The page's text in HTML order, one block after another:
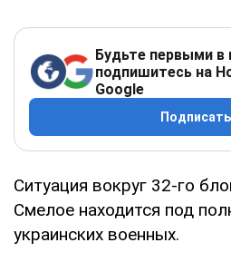
Будьте первыми в
подпишитесь на
Google
Ситуация вокруг 32-го
Смелое находится под
украинских военных.